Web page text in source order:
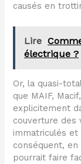
causés en
Lire
électrique ?
Or, la quasi-
que MAIF,
explicitement
couverture des
immatriculés et
conséquent, en
pourrait faire